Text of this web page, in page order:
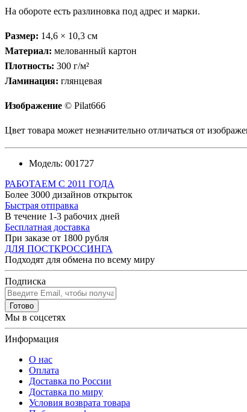
На обороте есть разлиновка под адрес и марки.
Размер: 14,6 × 10,3 см
Материал: мелованный картон
Плотность: 300 г/м²
Ламинация: глянцевая
Изображение © Pilat666
Цвет товара может незначительно отличаться от
Модель: 001727
РАБОТАЕМ С 2011 ГОДА
Более 3000 дизайнов открыток
Быстрая отправка
В течение 1-3 рабочих дней
Бесплатная доставка
При заказе от 1800 рубля
ДЛЯ ПОСТКРОССИНГА
Подходят для обмена по всему миру
Подписка
Готово
Мы в соцсетях
Информация
О нас
Оплата
Доставка по России
Доставка по миру
Условия возврата товара